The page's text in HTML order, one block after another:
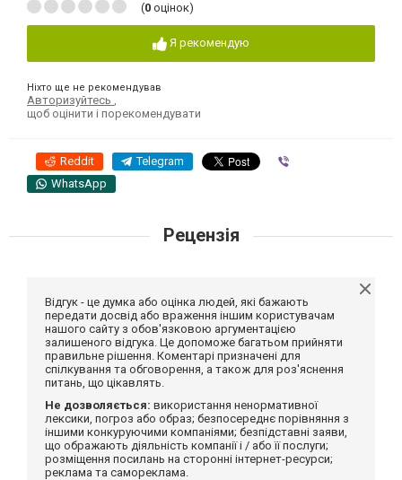
(0 оцінок)
Я рекомендую
Ніхто ще не рекомендував
Авторизуйтесь
щоб оцінити і порекомендувати
Reddit Telegram
WhatsApp
Рецензія
Відгук - це думка або оцінка людей, які бажають
передати досвід або враження іншим користувачам
нашого сайту з обов'язковою аргументацією
залишеного відгука. Це допоможе багатьом прийняти
правильне рішення. Коментарі призначені для
спілкування та обговорення, а також для роз'яснення
питань, що цікавлять.
Не дозволяється: використання ненормативної
лексики, погроз або образ; безпосереднє порівняння з
іншими конкуруючими компаніями; безпідставні заяви,
що ображають діяльність компанії і / або її послуги;
розміщення посилань на сторонні інтернет-ресурси;
реклама та самореклама.